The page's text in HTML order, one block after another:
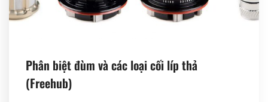
Phân biệt đùm và các loại cối líp thả
(Freehub)